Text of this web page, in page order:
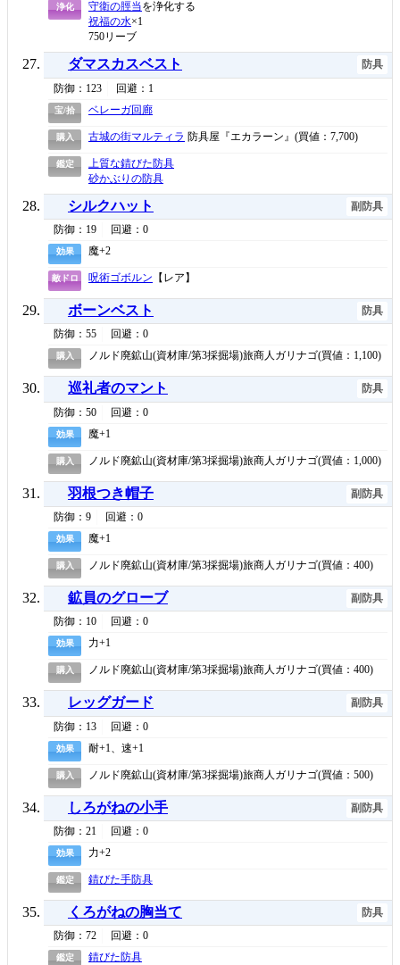
浄化 守衛の脛当を浄化する
祝福の水×1
750リーブ
ダマスカスベスト
防具
防御：123
回避：1
宝/拾 ベレーガ回廊
購入 古城の街マルティラ 防具屋『エカラーン』(買値：7,700)
鑑定
上質な錆びた防具
砂かぶりの防具
シルクハット
副防具
防御：19
回避：0
効果 魔+2
敵ドロ 呪術ゴボルン 【レア】
ボーンベスト
防具
防御：55
回避：0
購入 ノルド廃鉱山(資材庫/第3採掘場)旅商人ガリナゴ(買値：1,100)
巡礼者のマント
防具
防御：50
回避：0
効果 魔+1
購入 ノルド廃鉱山(資材庫/第3採掘場)旅商人ガリナゴ(買値：1,000)
羽根つき帽子
副防具
防御：9
回避：0
効果 魔+1
購入 ノルド廃鉱山(資材庫/第3採掘場)旅商人ガリナゴ(買値：400)
鉱員のグローブ
副防具
防御：10
回避：0
効果 力+1
購入 ノルド廃鉱山(資材庫/第3採掘場)旅商人ガリナゴ(買値：400)
レッグガード
副防具
防御：13
回避：0
効果 耐+1、速+1
購入 ノルド廃鉱山(資材庫/第3採掘場)旅商人ガリナゴ(買値：500)
しろがねの小手
副防具
防御：21
回避：0
効果 力+2
鑑定 錆びた手防具
くろがねの胸当て
防具
防御：72
回避：0
鑑定 錆びた防具